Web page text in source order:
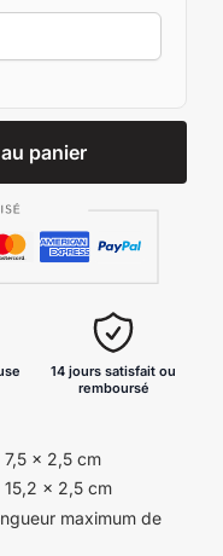
panier
14 jours satisfait ou
remboursé
x 2,5 cm
15,2 x 2,5 cm
maximum de